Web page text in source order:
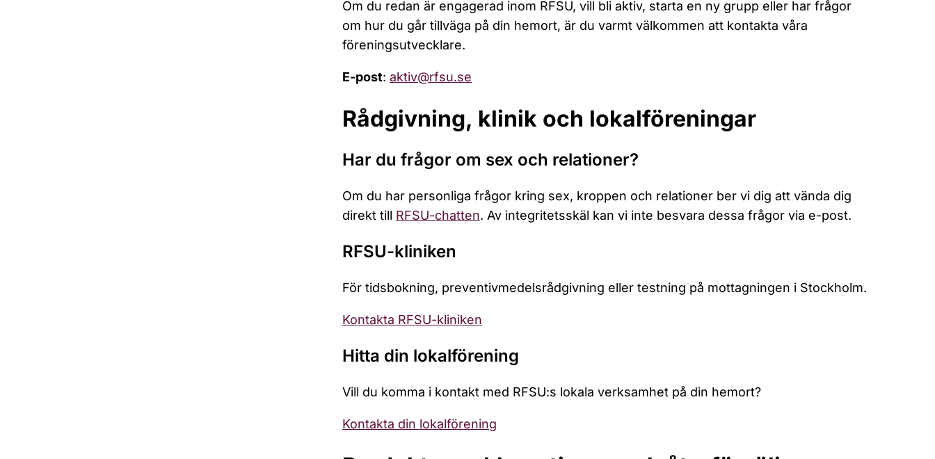
Om du redan är engagerad inom RFSU, vill bli aktiv, starta en ny grupp eller har frågor
om hur du går tillväga på din hemort, är du varmt välkommen att kontakta våra
föreningsutvecklare.
E-post: aktiv@rfsu.se
Rådgivning, klinik och lokalföreningar
Har du frågor om sex och relationer?
Om du har personliga frågor kring sex, kroppen och relationer ber vi dig att vända dig
direkt till RFSU-chatten. Av integritetsskäl kan vi inte besvara dessa frågor via e-post.
RFSU-kliniken
För tidsbokning, preventivmedelsrådgivning eller testning på mottagningen i Stockholm.
Kontakta RFSU-kliniken
Hitta din lokalförening
Vill du komma i kontakt med RFSU:s lokala verksamhet på din hemort?
Kontakta din lokalförening